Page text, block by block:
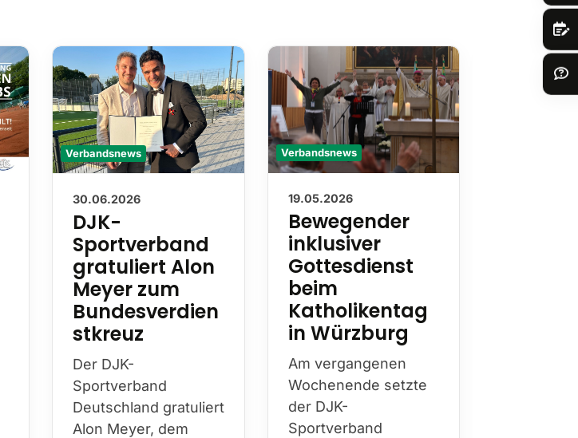
Verbandsnews
30.06.2026
DJK-
Sportverband
gratuliert Alon
Meyer zum
Bundesverdien
stkreuz
Der DJK-
Sportverband
Deutschland gratuliert
Alon Meyer, dem
Verbandsnews
19.05.2026
Bewegender
inklusiver
Gottesdienst
beim
Katholikentag
in Würzburg
Am vergangenen
Wochenende setzte
der DJK-
Sportverband